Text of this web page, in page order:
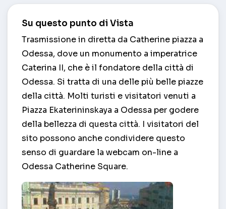
Su questo punto di Vista
Trasmissione in diretta da Catherine piazza a
Odessa, dove un monumento a imperatrice
Caterina II, che è il fondatore della città di
Odessa. Si tratta di una delle più belle piazze
della città. Molti turisti e visitatori venuti a
Piazza Ekaterininskaya a Odessa per godere
della bellezza di questa città. I visitatori del
sito possono anche condividere questo
senso di guardare la webcam on-line a
Odessa Catherine Square.